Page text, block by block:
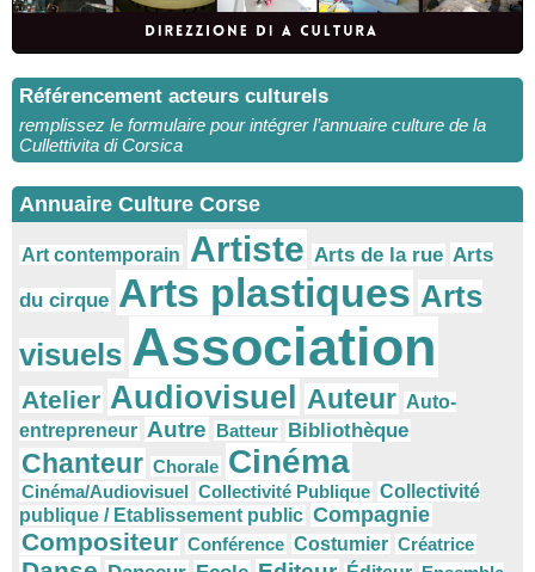
Référencement acteurs culturels
remplissez le formulaire pour intégrer l’annuaire culture de la
Cullettivita di Corsica
Annuaire Culture Corse
Art contemporain Artiste Arts de la rue Arts
du cirque Arts plastiques Arts
visuels Association
Atelier Audiovisuel Auteur Auto-
entrepreneur Autre Batteur Bibliothèque
Chanteur Chorale Cinéma
Cinéma/Audiovisuel Collectivité Publique Collectivité
publique / Etablissement public Compagnie
Compositeur Conférence Costumier Créatrice